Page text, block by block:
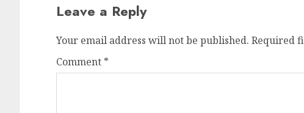
Leave a Reply
Your email address will not be published. Required
Comment *